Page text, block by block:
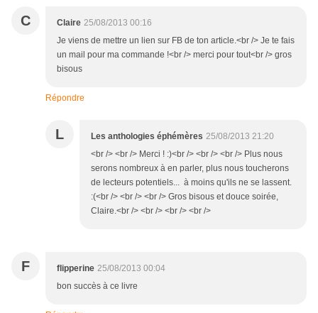
C Claire 25/08/2013 00:16
Je viens de mettre un lien sur FB de ton article.<br /> Je te fais
un mail pour ma commande !<br /> merci pour tout<br /> gros
bisous
Répondre
L Les anthologies éphémères 25/08/2013 21:20
<br /> <br /> Merci ! :)<br /> <br /> <br /> Plus nous
serons nombreux à en parler, plus nous toucherons
de lecteurs potentiels... à moins qu'ils ne se lassent.
:(<br /> <br /> <br /> Gros bisous et douce soirée,
Claire.<br /> <br /> <br /> <br />
F flipperine 25/08/2013 00:04
bon succès à ce livre